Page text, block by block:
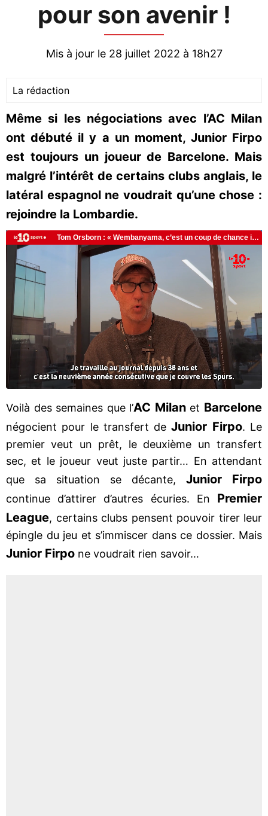
pour son avenir !
Mis à jour le 28 juillet 2022 à 18h27
La rédaction
Même si les négociations avec l’AC Milan
ont débuté il y a un moment, Junior Firpo
est toujours un joueur de Barcelone. Mais
malgré l’intérêt de certains clubs anglais, le
latéral espagnol ne voudrait qu’une chose :
rejoindre la Lombardie.
Voilà des semaines que l’AC Milanet Barcelone
négocient pour le transfert deJunior Firpo. Le
premier veut un prêt, le deuxième un transfert
sec, et le joueur veut juste partir… En attendant
que sa situation se décante, Junior Firpo
continue d’attirer d’autres écuries. En Premier
League, certains clubs pensent pouvoir tirer leur
épingle du jeu et s’immiscer dans ce dossier. Mais
Junior Firpo ne voudrait rien savoir…